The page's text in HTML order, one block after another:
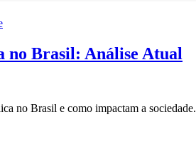
no Brasil: Análise Atual
no Brasil e como impactam a sociedade.